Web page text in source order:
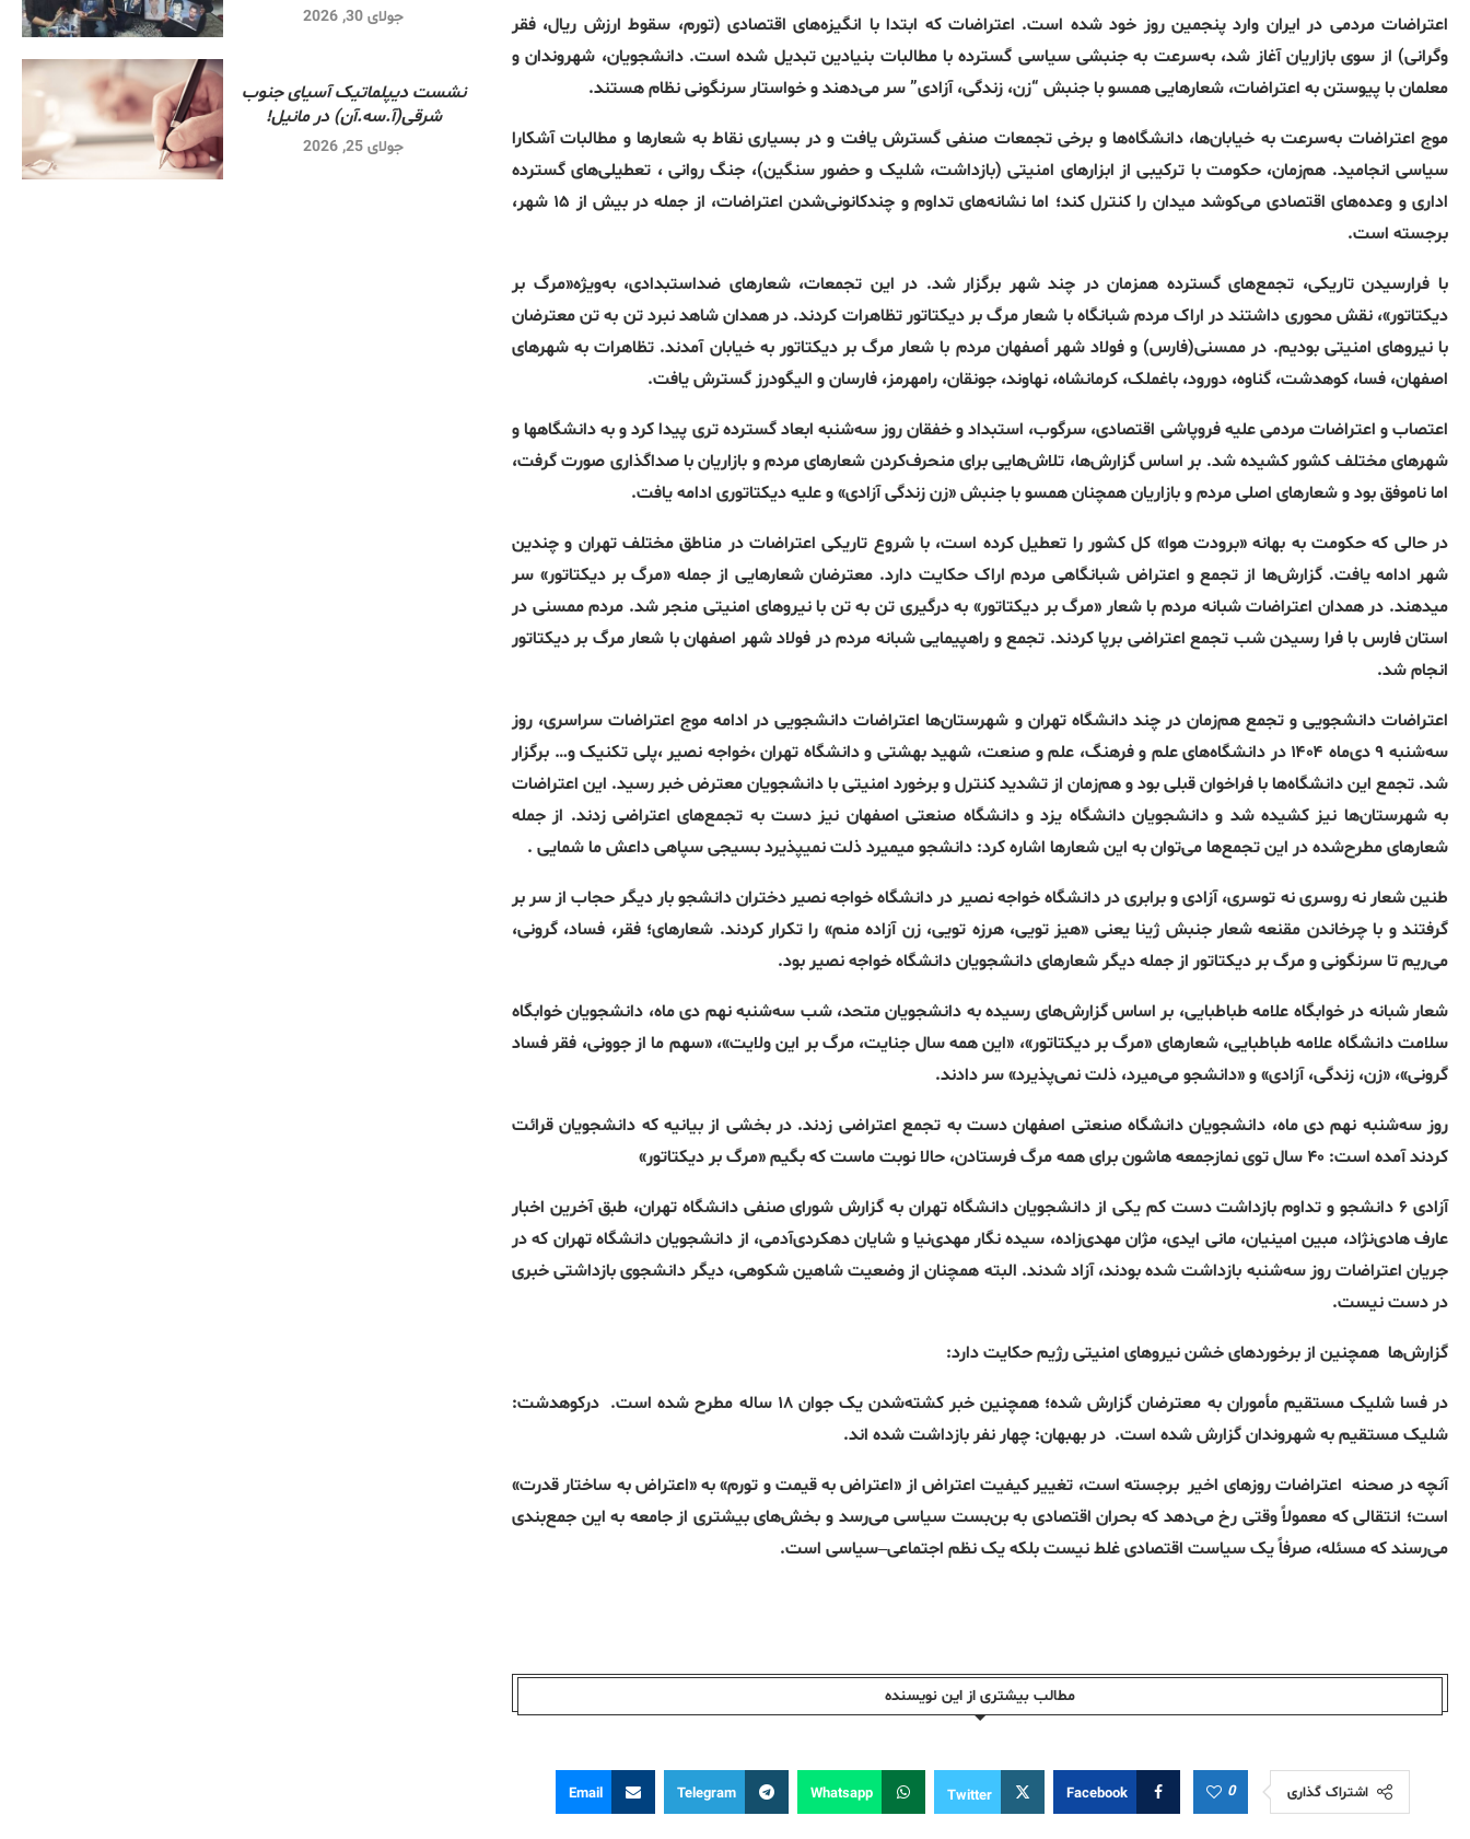
اعتراضات مردمی در ایران وارد پنجمین روز خود شده است. اعتراضات که ابتدا با انگیزه‌های اقتصادی (تورم، سقوط ارزش ریال، فقر
وگرانی) از سوی بازاریان آغاز شد، به‌سرعت به جنبشی سیاسی گسترده با مطالبات بنیادین تبدیل شده است. دانشجویان، شهروندان و
معلمان با پیوستن به اعتراضات، شعارهایی همسو با جنبش “زن، زندگی، آزادی” سر می‌دهند و خواستار سرنگونی نظام هستند.
موج اعتراضات به‌سرعت به خیابان‌ها، دانشگاه‌ها و برخی تجمعات صنفی گسترش یافت و در بسیاری نقاط به شعارها و مطالبات آشکارا
سیاسی انجامید. هم‌زمان، حکومت با ترکیبی از ابزارهای امنیتی (بازداشت، شلیک و حضور سنگین)، جنگ روانی ، تعطیلی‌های گسترده
اداری و وعده‌های اقتصادی می‌کوشد میدان را کنترل کند؛ اما نشانه‌های تداوم و چندکانونی‌شدن اعتراضات، از جمله در بیش از ۱۵ شهر،
برجسته است.
با فرارسیدن تاریکی، تجمع‌های گسترده همزمان در چند شهر برگزار شد. در این تجمعات، شعارهای ضد‌استبدادی، به‌ویژه«مرگ بر
دیکتاتور»، نقش محوری داشتند در اراک مردم شبانگاه با شعار مرگ بر دیکتاتور تظاهرات کردند. در همدان شاهد نبرد تن به تن معترضان
با نیروهای امنیتی بودیم. در ممسنی(فارس) و فولاد شهر أصفهان مردم با شعار مرگ بر دیکتاتور به خیابان آمدند. تظاهرات به شهرهای
اصفهان، فسا، کوهدشت، گناوه، دورود، باغملک، کرمانشاه، نهاوند، جونقان، رامهرمز، فارسان و الیگودرز گسترش یافت.
اعتصاب و اعتراضات مردمی علیه فروپاشی اقتصادی، سرگوب، استبداد و خفقان روز سه‌شنبه ابعاد گسترده تری پیدا کرد و به دانشگاهها و
شهرهای مختلف کشور کشیده شد. بر اساس گزارش‌ها، تلاش‌هایی برای منحرف‌کردن شعارهای مردم و بازاریان با صداگذاری صورت گرفت،
اما ناموفق بود و شعارهای اصلی مردم و بازاریان همچنان همسو با جنبش «زن زندگی آزادی» و علیه دیکتاتوری ادامه یافت.
در حالی که حکومت به بهانه «برودت هوا» کل کشور را تعطیل کرده است، با شروع تاریکی اعتراضات در مناطق مختلف تهران و چندین
شهر ادامه یافت. گزارش‌ها از تجمع و اعتراض شبانگاهی مردم اراک حکایت دارد. معترضان شعارهایی از جمله «مرگ بر دیکتاتور» سر
میدهند. در همدان اعتراضات شبانه مردم با شعار «مرگ بر دیکتاتور» به درگیری تن به تن با نیروهای امنیتی منجر شد. مردم ممسنی در
استان فارس با فرا رسیدن شب تجمع اعتراضی برپا کردند. تجمع و راهپیمایی شبانه مردم در فولاد شهر اصفهان با شعار مرگ بر دیکتاتور
انجام شد.
اعتراضات دانشجویی و تجمع هم‌زمان در چند دانشگاه تهران و شهرستان‌ها اعتراضات دانشجویی در ادامه موج اعتراضات سراسری، روز
سه‌شنبه ۹ دی‌ماه ۱۴۰۴ در دانشگاه‌های علم و فرهنگ، علم و صنعت، شهید بهشتی و دانشگاه تهران ،خواجه نصیر ،پلی تکنیک و… برگزار
شد. تجمع این دانشگاه‌ها با فراخوان قبلی بود و هم‌زمان از تشدید کنترل و برخورد امنیتی با دانشجویان معترض خبر رسید. این اعتراضات
به شهرستان‌ها نیز کشیده شد و دانشجویان دانشگاه یزد و دانشگاه صنعتی اصفهان نیز دست به تجمع‌های اعتراضی زدند. از جمله
شعارهای مطرح‌شده در این تجمع‌ها می‌توان به این شعارها اشاره کرد: دانشجو میمیرد ذلت نمیپذیرد بسیجی سپاهی داعش ما شمایی .
طنین شعار نه روسری نه توسری، آزادی و برابری در دانشگاه خواجه نصیر در دانشگاه خواجه نصیر دختران دانشجو بار دیگر حجاب از سر بر
گرفتند و با چرخاندن مقنعه شعار جنبش ژینا یعنی «هیز تویی، هرزه تویی، زن آزاده منم» را تکرار کردند. شعارهای؛ فقر، فساد، گرونی،
می‌ریم تا سرنگونی و مرگ بر دیکتاتور از جمله دیگر شعارهای دانشجویان دانشگاه خواجه نصیر بود.
شعار شبانه در خوابگاه علامه طباطبایی،‌ بر اساس گزارش‌های رسیده به دانشجویان متحد، شب سه‌شنبه نهم دی ماه، دانشجویان خوابگاه
سلامت دانشگاه علامه طباطبایی، شعارهای «مرگ بر دیکتاتور»، «این همه سال جنایت، مرگ بر این ولایت»، «سهم ما از جوونی، فقر فساد
گرونی»، «زن، زندگی، آزادی» و «دانشجو می‌میرد، ذلت نمی‌پذیرد» سر دادند.
روز سه‌شنبه نهم دی ماه، دانشجویان دانشگاه صنعتی اصفهان دست به تجمع اعتراضی زدند. در بخشی از بیانیه که دانشجویان قرائت
کردند آمده است: ۴۰ سال توی نمازجمعه هاشون برای همه مرگ فرستادن، حالا نوبت ماست که بگیم «مرگ بر دیکتاتور»
آزادی ۶ دانشجو و تداوم بازداشت دست کم یکی از دانشجویان دانشگاه تهران به گزارش شورای صنفی دانشگاه تهران، طبق آخرین اخبار
عارف هادی‌نژاد، مبین امینیان، مانی ایدی، مژان مهدی‌زاده، سیده نگار مهدی‌نیا و شایان دهکردی‌آدمی، از دانشجویان دانشگاه تهران که در
جریان اعتراضات روز سه‌شنبه بازداشت شده بودند، آزاد شدند. البته همچنان از وضعیت شاهین شکوهی، دیگر دانشجوی بازداشتی خبری
در دست نیست.
گزارش‌ها همچنین از برخوردهای خشن نیروهای امنیتی رژیم حکایت دارد:
در فسا شلیک مستقیم مأموران به معترضان گزارش شده؛ همچنین خبر کشته‌شدن یک جوان ۱۸ ساله مطرح شده است.
درکوهدشت:
شلیک مستقیم به شهروندان گزارش شده است. در بهبهان: چهار نفر بازداشت شده اند.
آنچه در صحنه‌ اعتراضات روزهای اخیر برجسته است، تغییر کیفیت اعتراض از «اعتراض به قیمت و تورم» به «اعتراض به ساختار قدرت»
است؛ انتقالی که معمولاً وقتی رخ می‌دهد که بحران اقتصادی به بن‌بست سیاسی می‌رسد و بخش‌های بیشتری از جامعه به این جمع‌بندی
می‌رسند که مسئله، صرفاً یک سیاست اقتصادی غلط نیست بلکه یک نظم اجتماعی–سیاسی است.
مطالب بیشتری از این نویسندە
اشتراک گذاری 0
Facebook
Twitter
Whatsapp
Telegram
Email
جولای 30, 2026
نشست دیپلماتیک آسیای جنوب
شرقی‌(آ.سه.آن) در مانیل!
جولای 25, 2026